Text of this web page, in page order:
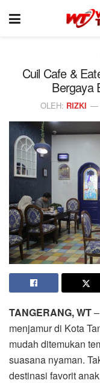
Cuil Cafe &
Bergaya
OLEH: RIZKI
TANGERANG, WT
menjamur di Kota
mudah ditemukan
suasana nyaman.
destinasi favorit